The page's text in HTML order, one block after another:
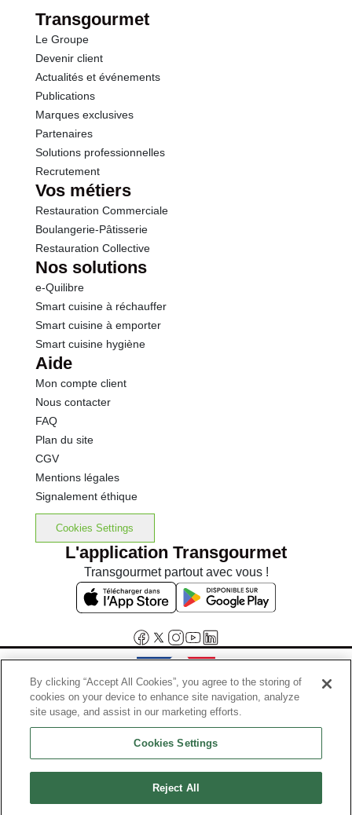
Transgourmet
Le Groupe
Devenir client
Actualités et événements
Publications
Marques exclusives
Partenaires
Solutions professionnelles
Recrutement
Vos métiers
Restauration Commerciale
Boulangerie-Pâtisserie
Restauration Collective
Nos solutions
e-Quilibre
Smart cuisine à réchauffer
Smart cuisine à emporter
Smart cuisine hygiène
Aide
Mon compte client
Nous contacter
FAQ
Plan du site
CGV
Mentions légales
Signalement éthique
Cookies Settings
L'application Transgourmet
Transgourmet partout avec vous !
Interdiction de vente de boissons alcooliques aux mineurs de
moins de 18 ans
La preuve de majorité de l'acheteur est exigée au moment de la vente
Code de la santé publique, Aar.l.3342-1 et l.3353-3
By clicking “Accept All Cookies”, you agree to the storing of
cookies on your device to enhance site navigation, analyze
site usage, and assist in our marketing efforts.
Cookies Settings
Reject All